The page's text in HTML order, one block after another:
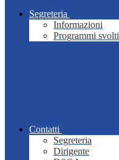
Segreteria
Informazioni
Programmi svolti
Contatti
Segreteria
Dirigente